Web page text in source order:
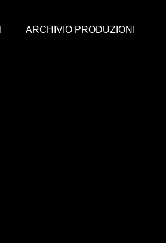
ARCHIVIO PRODUZIONI